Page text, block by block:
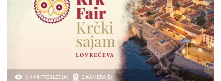
1.44M PREGLED(A) 2 KAMERA(E)